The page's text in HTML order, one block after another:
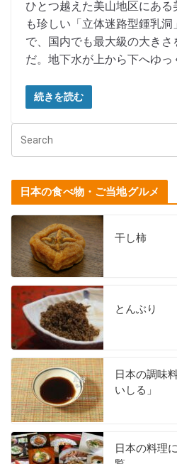
ひとつ越えた美山地区にあ
も珍しい「立体迷路型鍾乳
で、国内でも最大級の大き
だ。地下水が上から下へゆっ
続きを読む
日本の食べ物・ご当地グルメ
干し柿
とんぶり
日本の調味
いしる」
日本の料理